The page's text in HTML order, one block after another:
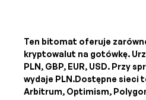
Ten bitomat oferuje
kryptowalut na gotówkę.
PLN, GBP, EUR, USD. Przy
wydaje PLN.Dostępne sieci
Arbitrum, Optimism,